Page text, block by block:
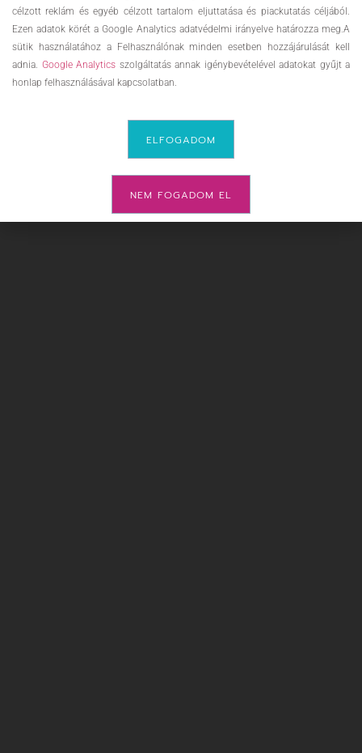
célzott reklám és egyéb célzott tartalom eljuttatása és piackutatás céljából.
Ezen adatok körét a Google Analytics adatvédelmi irányelve határozza meg.A
sütik használatához a Felhasználónak minden esetben hozzájárulását kell
adnia. Google Analytics szolgáltatás annak igénybevételével adatokat gyűjt a
honlap felhasználásával kapcsolatban.
ELFOGADOM
NEM FOGADOM EL